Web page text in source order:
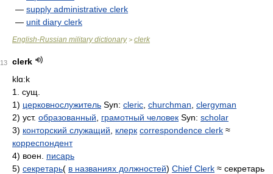
— supply administrative clerk
— unit diary clerk
English-Russian military dictionary> clerk
13
clerk
klɑ:k
1. сущ.
1) церковнослужитель Syn: cleric churchman clergyman
2) уст. образованный грамотный человек Syn: scholar
3) конторский служащий клерк correspondence clerk ≈
корреспондент
4) воен. писарь
5) секретарь( в названиях должностей) Chief Clerk ≈ секретарь